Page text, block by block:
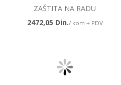
ZAŠTITA NA RADU
2472,05 Din./ kom + PDV